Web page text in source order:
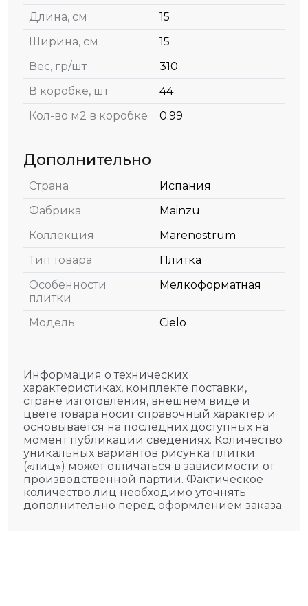
Длина, см
15
Ширина, см
15
Вес, гр/шт
310
В коробке, шт
44
Кол-во м2 в коробке
0.99
Дополнительно
Страна
Испания
Фабрика
Mainzu
Коллекция
Marenostrum
Тип товара
Плитка
Особенности
плитки
Мелкоформатная
Модель Cielo
Информация о технических
характеристиках, комплекте поставки,
стране изготовления, внешнем виде и
цвете товара носит справочный характер и
основывается на последних доступных на
момент публикации сведениях. Количество
уникальных вариантов рисунка плитки
(«лиц») может отличаться в зависимости от
производственной партии. Фактическое
количество лиц необходимо уточнять
дополнительно перед оформлением заказа.